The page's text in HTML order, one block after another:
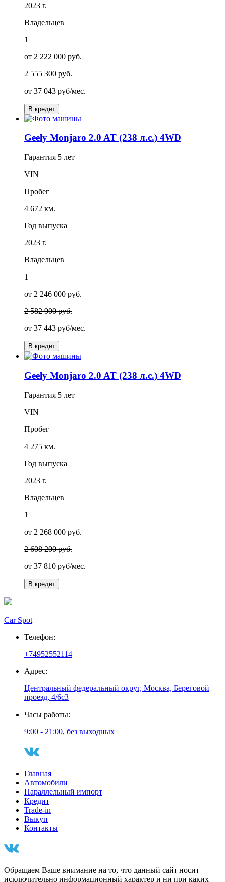
2023 г.
Владельцев
1
от 2 222 000 руб.
2 555 300 руб.
от 37 043 руб/мес.
В кредит
Geely Monjaro 2.0 AT (238 л.с.) 4WD
Гарантия 5 лет
VIN
Пробег
4 672 км.
Год выпуска
2023 г.
Владельцев
1
от 2 246 000 руб.
2 582 900 руб.
от 37 443 руб/мес.
В кредит
Geely Monjaro 2.0 AT (238 л.с.) 4WD
Гарантия 5 лет
VIN
Пробег
4 275 км.
Год выпуска
2023 г.
Владельцев
1
от 2 268 000 руб.
2 608 200 руб.
от 37 810 руб/мес.
В кредит
Car Spot
Телефон:
+74952552114
Адрес:
Центральный федеральный округ, Москва, Береговой
проезд, 4/6с3
Часы работы:
9:00 - 21:00, без выходных
Главная
Автомобили
Параллельный импорт
Кредит
Trade-in
Выкуп
Контакты
Обращаем Ваше внимание на то, что данный сайт носит
исключительно информационный характер и ни при каких